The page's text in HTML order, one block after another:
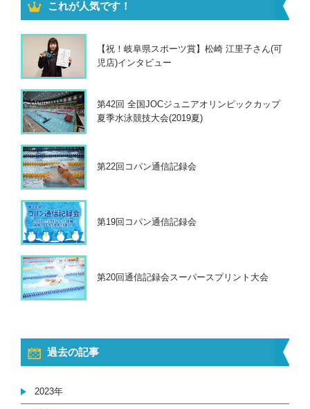
これが人気です！
【祝！岐阜県スポーツ賞】松崎 江里子さん(可
児店)インタビュー
第42回 全国JOCジュニアオリンピックカップ
夏季水泳競技大会(2019夏)
第22回コパン通信記録会
第19回コパン通信記録会
第20回通信記録会スーパースプリント大会
過去の記事
2023年